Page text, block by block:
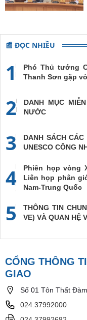
📰 ĐỌC NHIỀU
1
Phó Thủ tướng
Thanh Sơn gặp
2
DANH MỤC
NƯỚC
3
DANH SÁCH
UNESCO CÔNG
4
Phiên họp vòng
Liên họp phân
Nam-Trung Quốc
5
THÔNG TIN
VE) VÀ QUAN HỆ
CỔNG THÔNG
GIAO
Số 01 Tôn Thất
024.37992000